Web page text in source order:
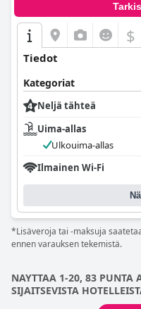
$
Tiedot
Kategoriat
Neljä tähteä
Uima-allas
Ulkouima-allas
Ilmainen Wi-Fi
*Lisäveroja tai -maksuja
ennen varauksen tekemistä.
NAYTTAA 1-20, 83 PUNTA
SIJAITSEVISTA